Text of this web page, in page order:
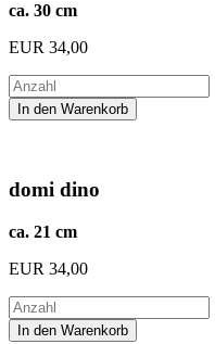
ca. 30 cm
EUR 34,00
domi dino
ca. 21 cm
EUR 34,00